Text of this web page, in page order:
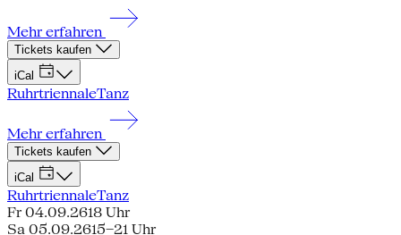
Mehr erfahren
Tickets kaufen
iCal
RuhrtriennaleTanz
Mehr erfahren
Tickets kaufen
iCal
RuhrtriennaleTanz
Fr 04.09.2618 Uhr
Sa 05.09.2615–21 Uhr